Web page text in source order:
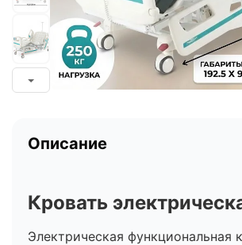
Описание
Кровать
Электрическая функциональная